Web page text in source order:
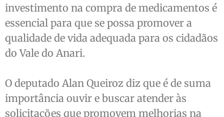
investimento na compra de medicamentos é
essencial para que se possa promover a
qualidade de vida adequada para os cidadãos
do Vale do Anari.
O deputado Alan Queiroz diz que é de suma
importância ouvir e buscar atender às
solicitações que promovem melhorias na